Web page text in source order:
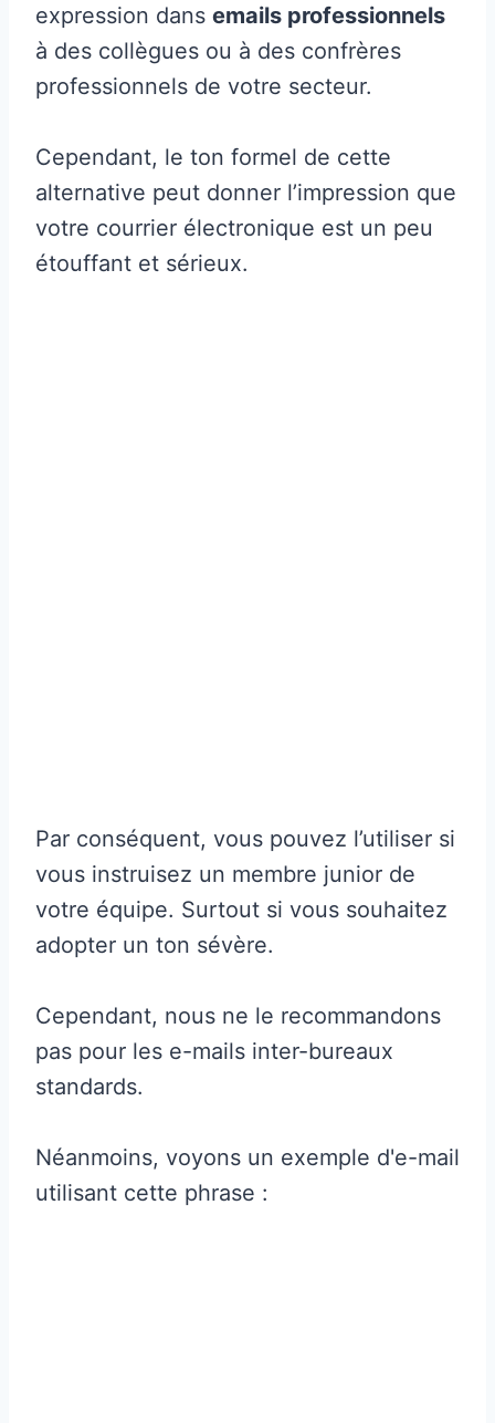
expression dans emails professionnels
à des collègues ou à des confrères
professionnels de votre secteur.
Cependant, le ton formel de cette
alternative peut donner l’impression que
votre courrier électronique est un peu
étouffant et sérieux.
Par conséquent, vous pouvez l’utiliser si
vous instruisez un membre junior de
votre équipe. Surtout si vous souhaitez
adopter un ton sévère.
Cependant, nous ne le recommandons
pas pour les e-mails inter-bureaux
standards.
Néanmoins, voyons un exemple d'e-mail
utilisant cette phrase :